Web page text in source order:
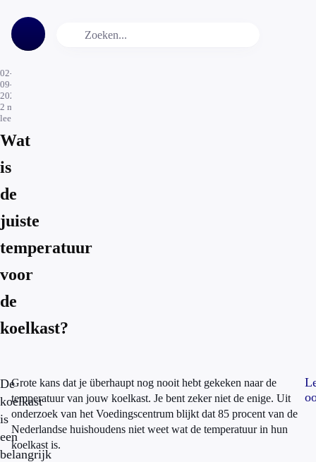
02-
09-
2020
2 min.
leestijd
Wat
is
de
juiste
temperatuur
voor
de
koelkast?
De
koelkast
is
een
belangrijk
Grote kans dat je überhaupt nog nooit hebt gekeken naar de
temperatuur van jouw koelkast. Je bent zeker niet de enige. Uit
onderzoek van het Voedingscentrum blijkt dat 85 procent van de
Nederlandse huishoudens niet weet wat de temperatuur in hun
koelkast is.